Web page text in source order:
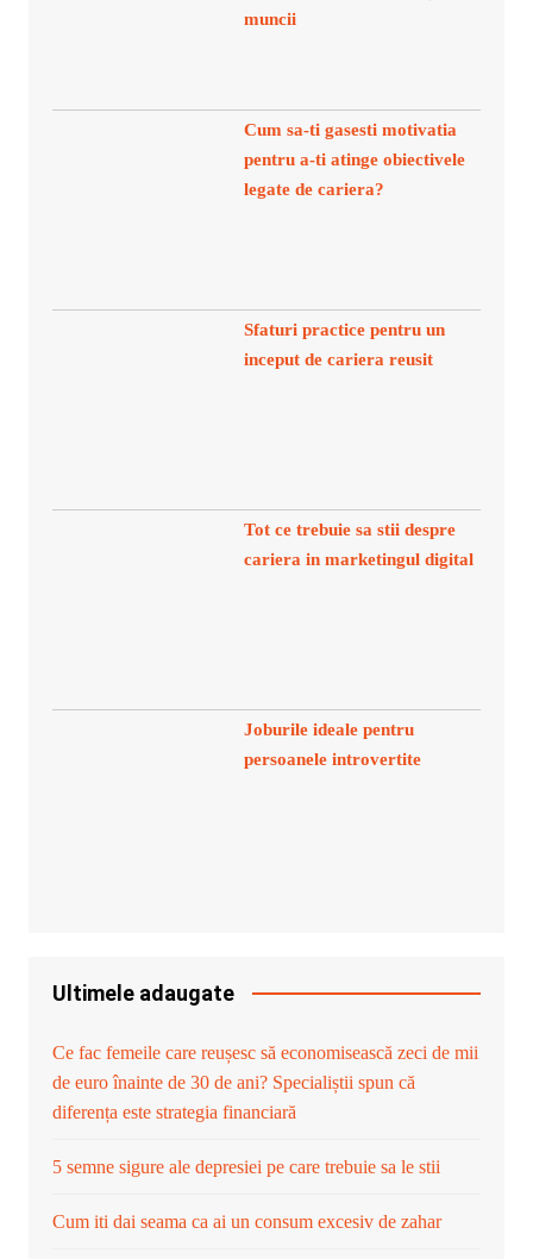
muncii
Cum sa-ti gasesti motivatia
pentru a-ti atinge obiectivele
legate de cariera?
Sfaturi practice pentru un
inceput de cariera reusit
Tot ce trebuie sa stii despre
cariera in marketingul digital
Joburile ideale pentru
persoanele introvertite
Ultimele adaugate
Ce fac femeile care reușesc să economisească zeci de mii
de euro înainte de 30 de ani? Specialiștii spun că
diferența este strategia financiară
5 semne sigure ale depresiei pe care trebuie sa le stii
Cum iti dai seama ca ai un consum excesiv de zahar